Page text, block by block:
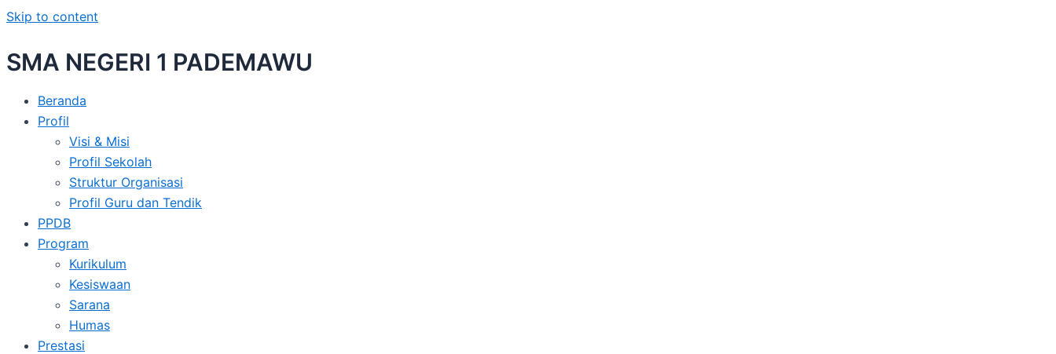
Skip to content
SMA NEGERI 1 PADEMAWU
Beranda
Profil
Visi & Misi
Profil Sekolah
Struktur Organisasi
Profil Guru dan Tendik
PPDB
Program
Kurikulum
Kesiswaan
Sarana
Humas
Prestasi